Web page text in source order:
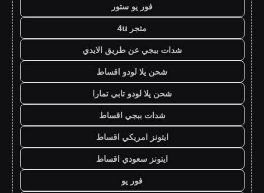
فور يو ستور
متجر 4u
شدات ببجي عن طريق الايدي
شحن يلا لودو اقساط
شحن يلا لودو تابي تمارا
شدات ببجي اقساط
ايتونز امريكي اقساط
ايتونز سعودي اقساط
فور يو